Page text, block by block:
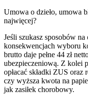
Umowa o dzieło, umowa
najwięcej?
Jeśli szukasz sposobów
konsekwencjach wyboru
brutto daje pełne 44 zł
ubezpieczeniową. Z kolei
opłacać składki ZUS
czy wyższa kwota na
jak zasiłek chorobowy.